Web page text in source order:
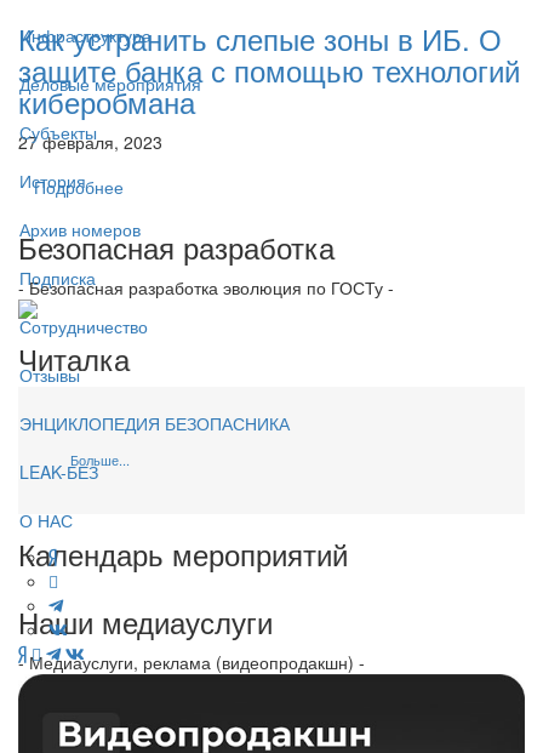
Инфраструктура
Деловые мероприятия
Субъекты
История
Архив номеров
Подписка
Сотрудничество
Отзывы
ЭНЦИКЛОПЕДИЯ БЕЗОПАСНИКА
LEAK-БЕЗ
О НАС
Как устранить слепые зоны в ИБ. О
защите банка с помощью технологий
киберобмана
27 февраля, 2023
Подробнее
Безопасная разработка
- Безопасная разработка эволюция по ГОСТу -
Читалка
Больше...
Календарь мероприятий
Наши медиауслуги
- Медиауслуги, реклама (видеопродакшн) -